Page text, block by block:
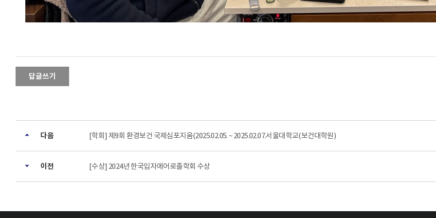
답글쓰기
다음 [학회] 제9회 환경보건 국제심포지움(2025.02.05. ~ 2025.02.07.서울대학교(보건대학원)
이전 [수상] 2024년 한국입자에어로졸학회 수상